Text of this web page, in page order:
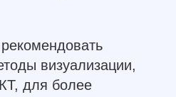
визуализации,
для более